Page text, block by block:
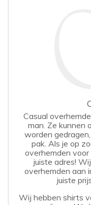
Casual
man. Ze kunnen
worden
pak. Als je op
overhemden
juiste adres!
overhemden aan
juiste
Wij hebben shirts